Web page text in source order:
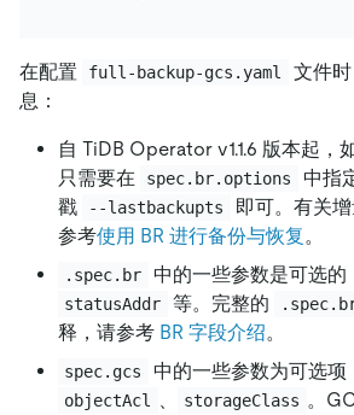
在配置 full-backup-gcs.yaml
文件
息：
自 TiDB Operator v1.1.6 版本起，
只需要在
spec.br.options
中指
戳
--lastbackupts
即可。有关
参考使用 BR 进行备份与恢复。
.spec.br 中的一些参数是可选的
statusAddr 等。完整的
释，请参考 BR 字段介绍。
spec.gcs 中的一些参数为可选项
objectAcl 、 storageClass 。